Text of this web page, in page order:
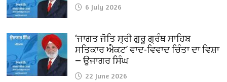
6 July 2026
‘ਜਾਗਤ ਜੋਤਿ ਸ੍ਰੀ ਗੁਰੂ ਗ੍ਰੰਥ ਸਾਹਿਬ
ਸਤਿਕਾਰ ਐਕਟ’ ਵਾਦ-ਵਿਵਾਦ ਚਿੰਤਾ ਦਾ ਵਿਸ਼ਾ
— ਉਜਾਗਰ ਸਿੰਘ
22 June 2026